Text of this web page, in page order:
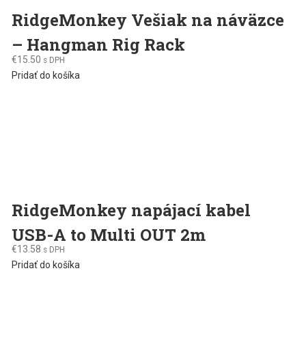
RidgeMonkey Vešiak na náväzce
– Hangman Rig Rack
€15.50 s DPH
Pridať do košíka
RidgeMonkey napájací kabel
USB-A to Multi OUT 2m
€13.58 s DPH
Pridať do košíka